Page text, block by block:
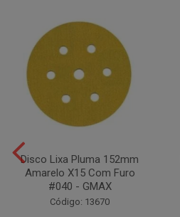
Disco Lixa Pluma 152mm
Amarelo X15 Com Furo
#040 - GMAX
Código: 13670